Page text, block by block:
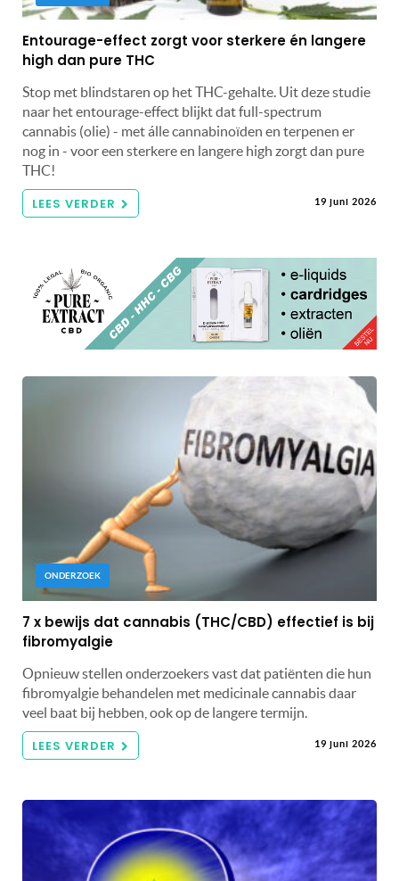
Entourage-effect zorgt voor sterkere én langere
high dan pure THC
Stop met blindstaren op het THC-gehalte. Uit deze studie
naar het entourage-effect blijkt dat full-spectrum
cannabis (olie) - met álle cannabinoïden en terpenen er
nog in - voor een sterkere en langere high zorgt dan pure
THC!
LEES VERDER 19 juni 2026
ONDERZOEK
7 x bewijs dat cannabis (THC/CBD) effectief is bij
fibromyalgie
Opnieuw stellen onderzoekers vast dat patiënten die hun
fibromyalgie behandelen met medicinale cannabis daar
veel baat bij hebben, ook op de langere termijn.
LEES VERDER 19 juni 2026